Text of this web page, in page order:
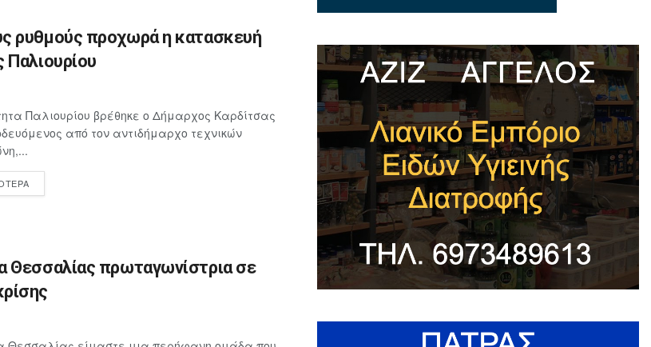
ρυθμούς προχωρά η κατασκευή
Παλιουρίου
Παλιουρίου βρέθηκε ο Δήμαρχος Καρδίτσας
από τον αντιδήμαρχο τεχνικών
Θεσσαλίας πρωταγωνίστρια σε